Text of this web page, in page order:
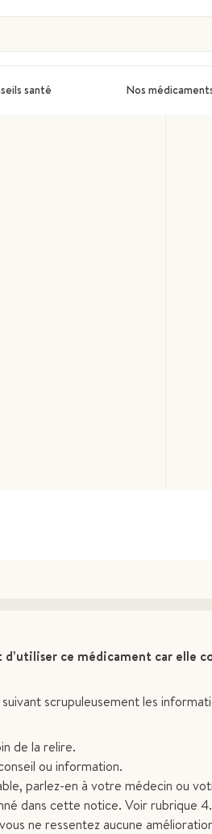
santé Nos
ce médicament car elle
scrupuleusement les
de la relire.
ou information.
parlez-en à votre médecin ou
dans cette notice. Voir rubrique 4.
ne ressentez aucune